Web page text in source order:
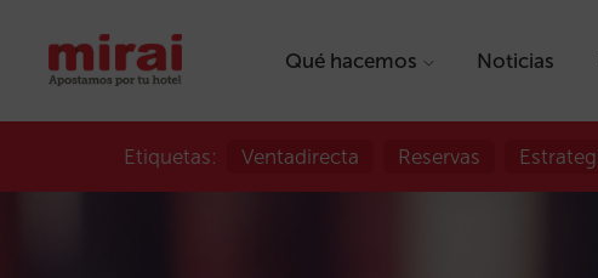
Qué hacemos Noticias
Etiquetas: Ventadirecta Reservas